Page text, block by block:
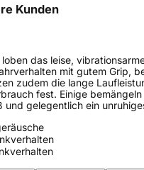
Kunden
das leise,
mit gutem Grip,
zudem die lange
fest. Einige
und gelegentlich ein